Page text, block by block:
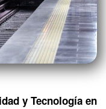
y Tecnología en